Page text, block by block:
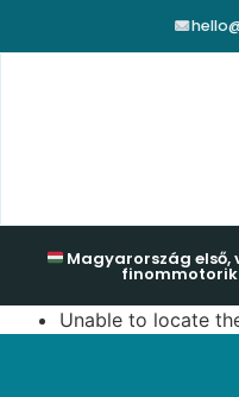
Magyarország
Unable to locate